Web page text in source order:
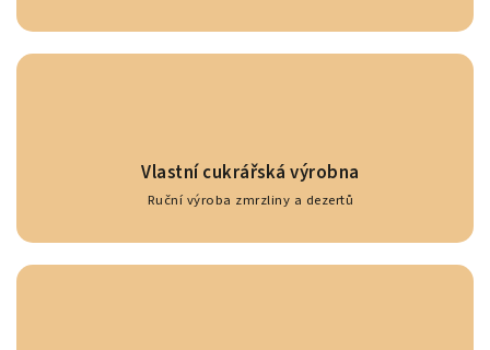
Vlastní cukrářská výrobna
Ruční výroba zmrzliny a dezertů